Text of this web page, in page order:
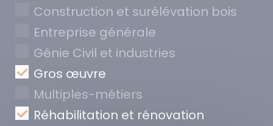
Construction et surélévation bois
Entreprise générale
Génie Civil et industries
Gros œuvre
Multiples-métiers
Réhabilitation et rénovation